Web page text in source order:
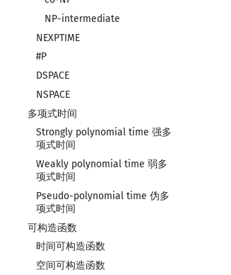
NP-intermediate
NEXPTIME
#P
DSPACE
NSPACE
多项式时间
Strongly polynomial time 强多
项式时间
Weakly polynomial time 弱多
项式时间
Pseudo-polynomial time 伪多
项式时间
可构造函数
时间可构造函数
空间可构造函数